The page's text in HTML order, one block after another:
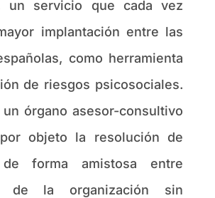
un servicio que cada vez
implantación entre las
como herramienta
de riesgos psicosociales.
órgano asesor-consultivo
objeto la resolución de
forma amistosa entre
de la organización sin